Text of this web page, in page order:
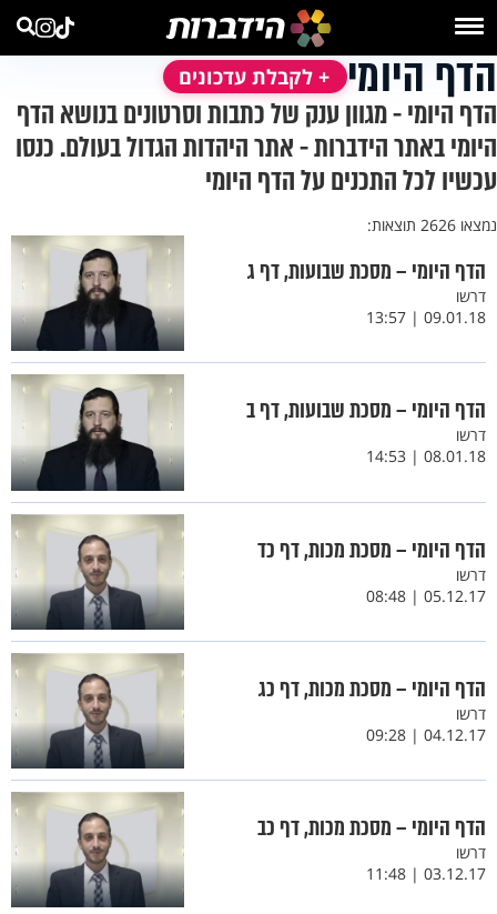
הדף היומי + לקבלת עדכונים
הדף היומי - מגוון ענק של כתבות וסרטונים בנושא הדף
היומי באתר הידברות - אתר היהדות הגדול בעולם. כנסו
עכשיו לכל התכנים על הדף היומי
נמצאו 2626 תוצאות:
הדף היומי – מסכת שבועות, דף ג
דרשו
09.01.18 | 13:57
הדף היומי – מסכת שבועות, דף ב
דרשו
08.01.18 | 14:53
הדף היומי – מסכת מכות, דף כד
דרשו
05.12.17 | 08:48
הדף היומי – מסכת מכות, דף כג
דרשו
04.12.17 | 09:28
הדף היומי – מסכת מכות, דף כב
דרשו
03.12.17 | 11:48